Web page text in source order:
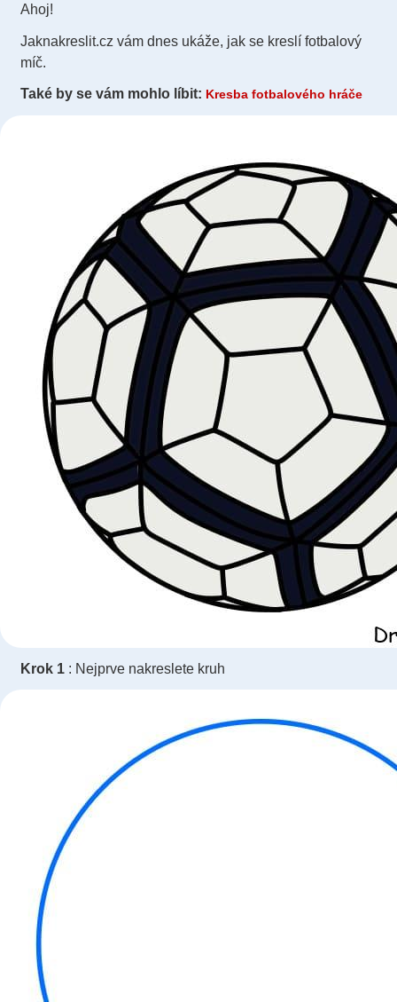
Ahoj!
Jaknakreslit.cz vám dnes ukáže, jak se kreslí fotbalový
míč.
Také by se vám mohlo líbit: Kresba fotbalového hráče
Krok 1 : Nejprve nakreslete kruh